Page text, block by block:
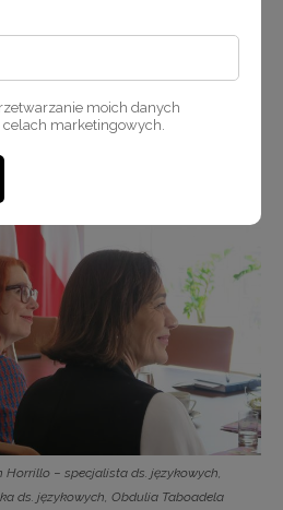
Horrillo − specjalista ds. językowych,
po prawej stronie: Tomasz Pitucha
− kierownik Wydziału Rozwoju
Horrillo − specjalista ds. językowych,
ds. językowych, Obdulia Taboadela
moich danych
marketingowych.